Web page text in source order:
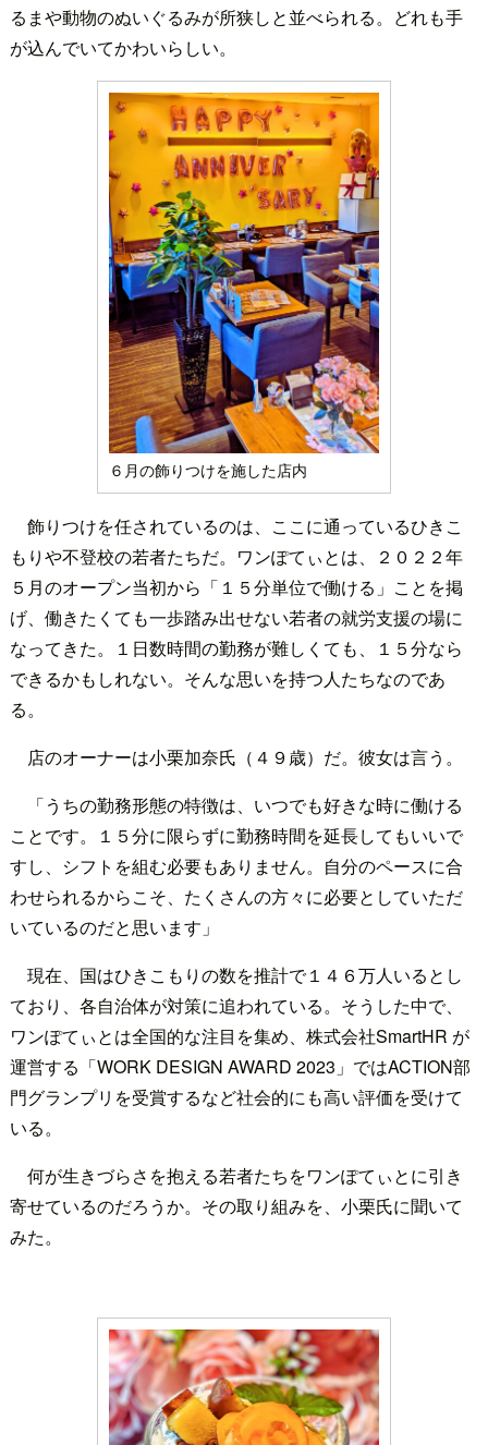
るまや動物のぬいぐるみが所狭しと並べられる。どれも手
が込んでいてかわいらしい。
６月の飾りつけを施した店内
飾りつけを任されているのは、ここに通っているひきこ
もりや不登校の若者たちだ。ワンぽてぃとは、２０２２年
５月のオープン当初から「１５分単位で働ける」ことを掲
げ、働きたくても一歩踏み出せない若者の就労支援の場に
なってきた。１日数時間の勤務が難しくても、１５分なら
できるかもしれない。そんな思いを持つ人たちなのであ
る。
店のオーナーは小栗加奈氏（４９歳）だ。彼女は言う。
「うちの勤務形態の特徴は、いつでも好きな時に働ける
ことです。１５分に限らずに勤務時間を延長してもいいで
すし、シフトを組む必要もありません。自分のペースに合
わせられるからこそ、たくさんの方々に必要としていただ
いているのだと思います」
現在、国はひきこもりの数を推計で１４６万人いるとし
ており、各自治体が対策に追われている。そうした中で、
ワンぽてぃとは全国的な注目を集め、株式会社SmartHR が
運営する「WORK DESIGN AWARD 2023」ではACTION部
門グランプリを受賞するなど社会的にも高い評価を受けて
いる。
何が生きづらさを抱える若者たちをワンぽてぃとに引き
寄せているのだろうか。その取り組みを、小栗氏に聞いて
みた。